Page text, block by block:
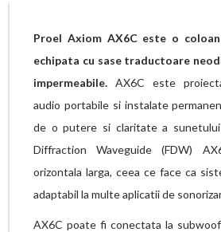
Proel Axiom AX6C este o
echipata cu sase traductoare
impermeabile. AX6C este
audio portabile si instalate
de o putere si claritate a
Diffraction Waveguide (FDW)
orizontala larga, ceea ce face ca
adaptabil la multe aplicatii de
AX6C poate fi conectata la